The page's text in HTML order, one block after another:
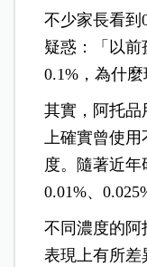
不少家長看到
疑惑：「以
0.1%，為什麼
其實，阿托品
上確實曾使用
度。隨著近
0.01%、
不同濃度的阿
表現上有所差